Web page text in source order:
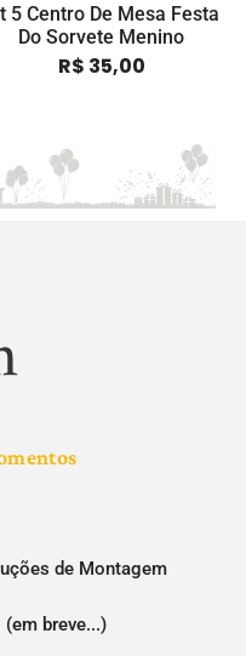
5 Centro De Mesa Festa
Do Sorvete Menino
R$ 35,00
de Montagem
(em breve...)